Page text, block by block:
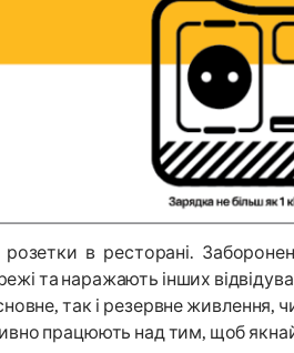
в ресторані.
та наражають інших
так і резервне
працюють над тим, щоб